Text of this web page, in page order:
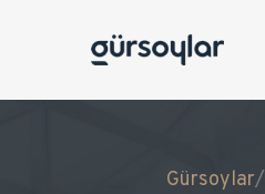
Gürsoylar/